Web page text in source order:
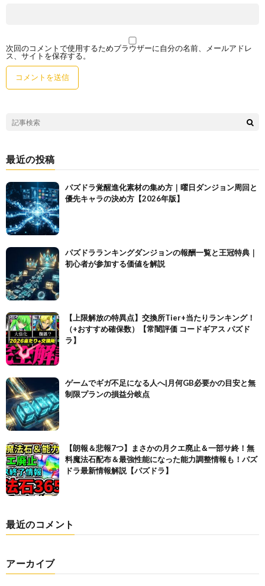
次回のコメントで使用するためブラウザーに自分の名前、メールアドレ
ス、サイトを保存する。
最近の投稿
パズドラ覚醒進化素材の集め方｜曜日ダンジョン周回と
優先キャラの決め方【2026年版】
パズドラランキングダンジョンの報酬一覧と王冠特典｜
初心者が参加する価値を解説
【上限解放の特異点】交換所Tier+当たりランキング！
（+おすすめ確保数）【常闇評価 コードギアス パズド
ラ】
ゲームでギガ不足になる人へ|月何GB必要かの目安と無
制限プランの損益分岐点
【朗報＆悲報7つ】まさかの月クエ廃止＆一部サ終！無
料魔法石配布＆最強性能になった能力調整情報も！パズ
ドラ最新情報解説【パズドラ】
最近のコメント
アーカイブ